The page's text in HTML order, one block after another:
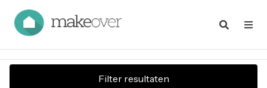
Filter resultaten